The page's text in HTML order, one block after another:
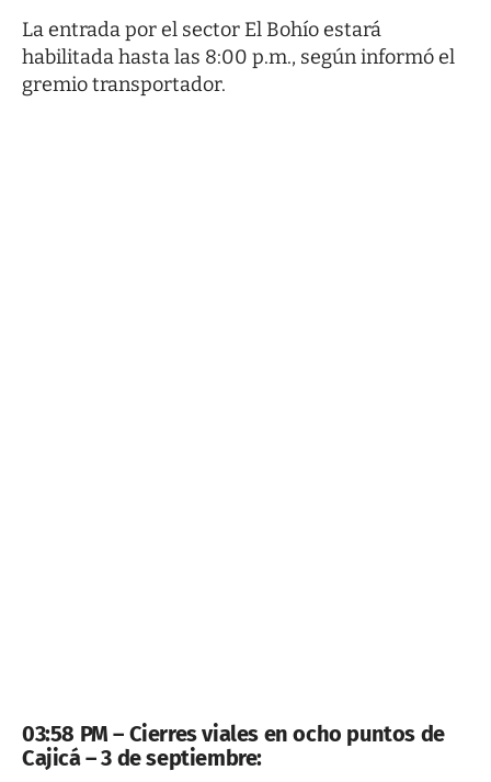
La entrada por el sector El Bohío estará
habilitada hasta las 8:00 p.m., según informó el
gremio transportador.
03:58 PM – Cierres viales en ocho puntos de
Cajicá – 3 de septiembre: